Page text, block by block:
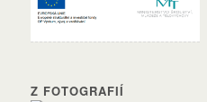
Z FOTOGRAFIÍ